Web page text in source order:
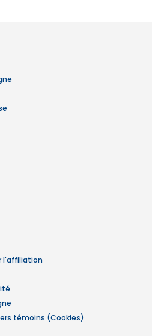
l'affiliation
témoins (Cookies)